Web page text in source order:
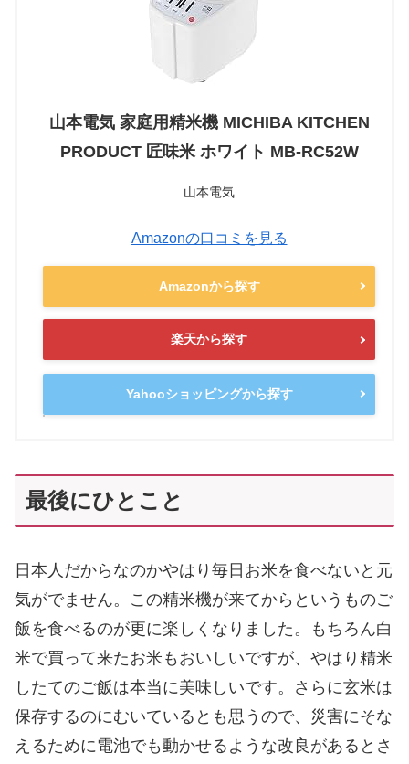
山本電気 家庭用精米機 MICHIBA KITCHEN
PRODUCT 匠味米 ホワイト MB-RC52W
山本電気
Amazonの口コミを見る
Amazonから探す
楽天から探す
Yahooショッピングから探す
最後にひとこと
日本人だからなのかやはり毎日お米を食べないと元
気がでません。この精米機が来てからというものご
飯を食べるのが更に楽しくなりました。もちろん白
米で買って来たお米もおいしいですが、やはり精米
したてのご飯は本当に美味しいです。さらに玄米は
保存するのにむいているとも思うので、災害にそな
えるために電池でも動かせるような改良があるとさ